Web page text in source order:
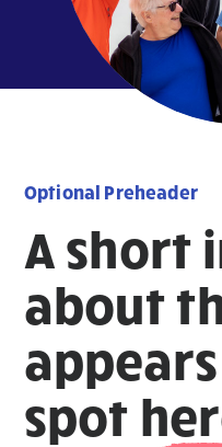
Optional Preheader
A short
about
spot